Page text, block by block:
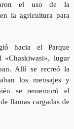
el uso de la
la agricultura para
hacia el Parque
lugar
Allí se recreó la
los mensajes y
se rememoró el
llamas cargadas de